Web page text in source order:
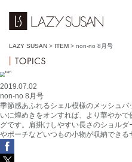
LAZY SUSAN > ITEM > non-no 8月号
2019.07.02
non-no 8月号
季節感あふれるシェル模様のメッシュ
いに煌めきをオンすれば、より華やか
グです。肩掛けしやすい長さのショル
やポーチなどいつもの小物が収納できる